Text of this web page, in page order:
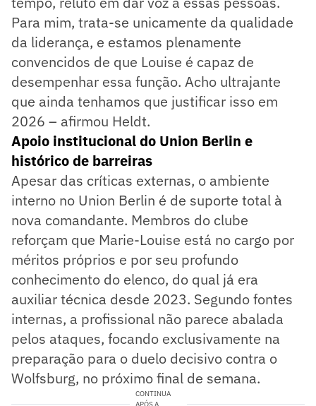
Para mim, trata-se unicamente da qualidade
da liderança, e estamos plenamente
convencidos de que Louise é capaz de
desempenhar essa função. Acho ultrajante
que ainda tenhamos que justificar isso em
2026 – afirmou Heldt.
Apoio institucional do Union Berlin e
histórico de barreiras
Apesar das críticas externas, o ambiente
interno no Union Berlin é de suporte total à
nova comandante. Membros do clube
reforçam que Marie-Louise está no cargo por
méritos próprios e por seu profundo
conhecimento do elenco, do qual já era
auxiliar técnica desde 2023. Segundo fontes
internas, a profissional não parece abalada
pelos ataques, focando exclusivamente na
preparação para o duelo decisivo contra o
Wolfsburg, no próximo final de semana.
CONTINUA
APÓS A